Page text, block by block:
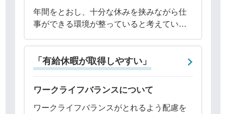
年間をとおし、十分な休みを挟みながら仕
事ができる環境が整っていると考えていま
は120日以上（週休2日、GW、夏季、年末
年始）です。厚生労働省の令和4年就労条件
総合
「有給休暇が取得しやすい」
ワークライフバランスについて
ワークライフバランスがとれるよう配慮を